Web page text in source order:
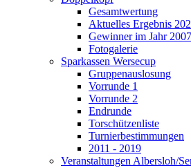
Gesamtwertung
Aktuelles Ergebnis
Gewinner im Jahr
Fotogalerie
Sparkassen Wersecup
Gruppenauslosung
Vorrunde 1
Vorrunde 2
Endrunde
Torschützenliste
Turnierbestimmungen
2011 - 2019
Veranstaltungen Albersloh/